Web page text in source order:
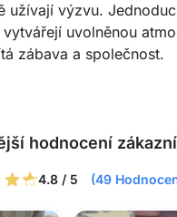
užívají výzvu.
uvolněnou
zábava a společnost.
hodnocení
4.8 / 5 (49